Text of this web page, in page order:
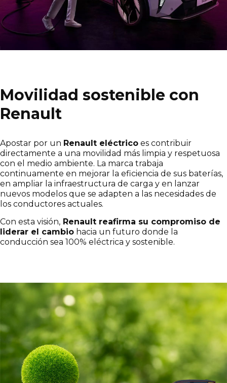
Movilidad sostenible con
Renault
Apostar por un Renault eléctrico es contribuir
directamente a una movilidad más limpia y respetuosa
con el medio ambiente. La marca trabaja
continuamente en mejorar la eficiencia de sus baterías,
en ampliar la infraestructura de carga y en lanzar
nuevos modelos que se adapten a las necesidades de
los conductores actuales.
Con esta visión, Renault reafirma su compromiso de
liderar el cambio hacia un futuro donde la
conducción sea 100% eléctrica y sostenible.